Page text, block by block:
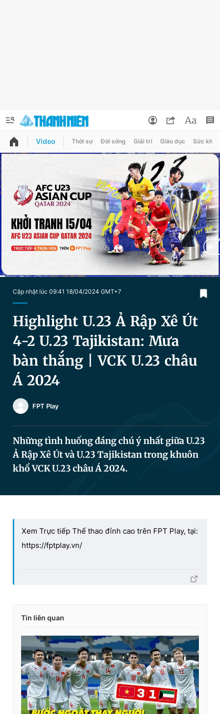
QUẢNG CÁO
Chuyên mục
Chuyên mục khác
Chào ngày mới Tin 24h
Video Magazine
Sản phẩm khác
Tiện ích
Thông tin tòa soạn
Theo dõi báo trên
Tổng biên tập: Nguyễn Ngọc Toàn
Phó tổng biên tập: Lâm Hiếu Dũng
Phó tổng biên tập: Trần Việt Hưng
Tổng thư ký tòa soạn: Đức Trung
Giấy phép xuất bản số 110/GP - BTTTT cấp ngày 24.3.2020
© 2003-2026 Bản quyền thuộc về Báo Thanh Niên. Cấm sao
chép dưới mọi hình thức nếu không có sự chấp thuận bằng văn
bản. Phát triển bởi ePi Technologies, JSC.
Thông tin tài khoản
Đổi mật khẩu
Tin đã lưu
Tin đã xem
Đăng xuất
Video Thời sự Đời sống Giải trí Giáo dục Sức khỏe
Cập nhật lúc 09:41 18/04/2024 GMT+7
Highlight U.23 Ả Rập Xê Út
4-2 U.23 Tajikistan: Mưa
bàn thắng | VCK U.23 châu
Á 2024
FPT Play
Những tình huống đáng chú ý nhất giữa U.23
Ả Rập Xê Út và U.23 Tajikistan trong khuôn
khổ VCK U.23 châu Á 2024.
Xem Trực tiếp Thể thao đỉnh cao trên FPT Play, tại:
https://fptplay.vn/
Tin liên quan